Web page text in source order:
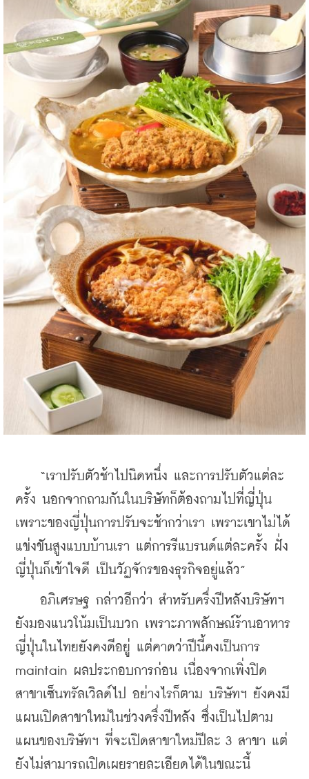
“เราปรับตัวช้าไปนิดหนึ่ง และการปรับตัวแต่ละ
ครั้ง นอกจากถามกันในบริษัทก็ต้องถามไปที่ญี่ปุ่น
เพราะของญี่ปุ่นการปรับจะช้ากว่าเรา เพราะเขาไม่ได้
แข่งขันสูงแบบบ้านเรา แต่การรีแบรนด์แต่ละครั้ง ฝั่ง
ญี่ปุ่นก็เข้าใจดี เป็นวัฏจักรของธุรกิจอยู่แล้ว”
อภิเศรษฐ กล่าวอีกว่า สำหรับครึ่งปีหลังบริษัทฯ
ยังมองแนวโน้มเป็นบวก เพราะภาพลักษณ์ร้านอาหาร
ญี่ปุ่นในไทยยังคงดีอยู่ แต่คาดว่าปีนี้คงเป็นการ
maintain ผลประกอบการก่อน เนื่องจากเพิ่งปิด
สาขาเซ็นทรัลเวิลด์ไป อย่างไรก็ตาม บริษัทฯ ยังคงมี
แผนเปิดสาขาใหม่ในช่วงครึ่งปีหลัง ซึ่งเป็นไปตาม
แผนของบริษัทฯ ที่จะเปิดสาขาใหม่ปีละ 3 สาขา แต่
ยังไม่สามารถเปิดเผยรายละเอียดได้ในขณะนี้